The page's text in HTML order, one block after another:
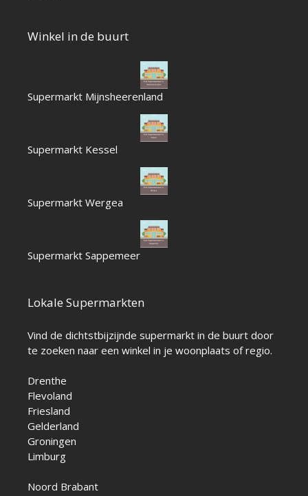
Winkel in de buurt
Supermarkt Mijnsheerenland
Supermarkt Kessel
Supermarkt Wergea
Supermarkt Sappemeer
Lokale Supermarkten
Vind de dichtstbijzijnde supermarkt in de buurt door
te zoeken naar een winkel in je woonplaats of regio.
Drenthe
Flevoland
Friesland
Gelderland
Groningen
Limburg
Noord Brabant